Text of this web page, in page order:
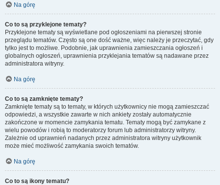
Na górę
Co to są przyklejone tematy?
Przyklejone tematy są wyświetlane pod ogłoszeniami na pierwszej stronie
przeglądu tematów. Często są one dość ważne, więc należy je przeczytać, gdy
tylko jest to możliwe. Podobnie, jak uprawnienia zamieszczania ogłoszeń i
globalnych ogłoszeń, uprawnienia przyklejania tematów są nadawane przez
administratora witryny.
Na górę
Co to są zamknięte tematy?
Zamknięte tematy są to tematy, w których użytkownicy nie mogą zamieszczać
odpowiedzi, a wszystkie zawarte w nich ankiety zostały automatycznie
zakończone w momencie zamykania tematu. Tematy mogą być zamykane z
wielu powodów i robią to moderatorzy forum lub administratorzy witryny.
Zależnie od uprawnień nadanych przez administratora witryny użytkownik
może mieć możliwość zamykania swoich tematów.
Na górę
Co to są ikony tematu?